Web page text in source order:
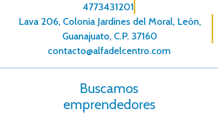
4773431201
Lava 206, Colonia Jardines del Moral, León,
Guanajuato, C.P. 37160
contacto@alfadelcentro.com
Buscamos
emprendedores